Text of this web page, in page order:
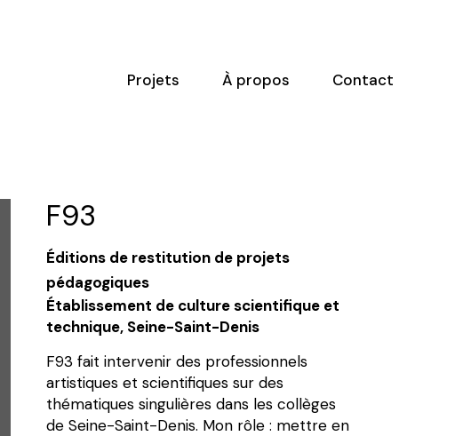
Projets À propos Contact
F93
Éditions de restitution de projets
pédagogiques
Établissement de culture scientifique et
technique, Seine-Saint-Denis
F93 fait intervenir des professionnels
artistiques et scientifiques sur des
thématiques singulières dans les collèges
de Seine-Saint-Denis. Mon rôle : mettre en